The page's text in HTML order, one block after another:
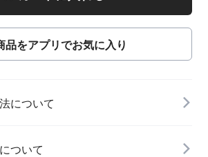
品をアプリでお気に入り
について
ついて